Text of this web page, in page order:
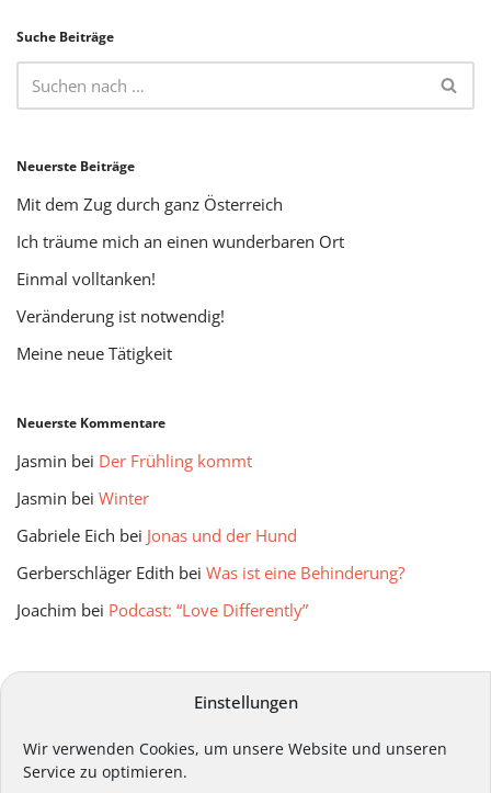
Einstellungen
Wir verwenden Cookies, um unsere Website und unseren
Service zu optimieren.
Suche Beiträge
Neuerste Beiträge
Mit dem Zug durch ganz Österreich
Ich träume mich an einen wunderbaren Ort
Einmal volltanken!
Veränderung ist notwendig!
Meine neue Tätigkeit
Neuerste Kommentare
Jasmin bei Der Frühling kommt
Jasmin bei Winter
Gabriele Eich bei Jonas und der Hund
Gerberschläger Edith bei Was ist eine Behinderung?
Joachim bei Podcast: “Love Differently”